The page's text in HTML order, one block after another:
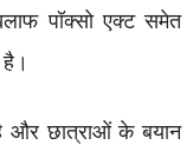
पॉक्सो एक्ट समेत
और छात्राओं के बयान